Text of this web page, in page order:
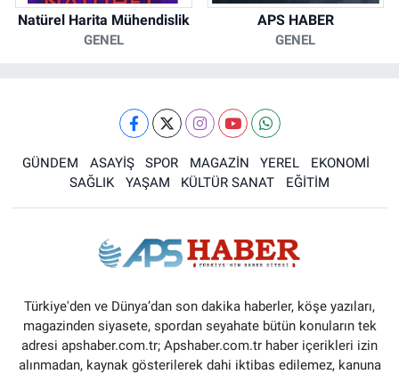
Natürel Harita Mühendislik
GENEL
APS HABER
GENEL
GÜNDEM ASAYİŞ SPOR MAGAZİN YEREL
EKONOMİ
SAĞLIK
YAŞAM KÜLTÜR SANAT EĞİTİM
Türkiye'den ve Dünya’dan son dakika haberler, köşe yazıları,
magazinden siyasete, spordan seyahate bütün konuların tek
adresi apshaber.com.tr; Apshaber.com.tr haber içerikleri izin
alınmadan, kaynak gösterilerek dahi iktibas edilemez, kanuna